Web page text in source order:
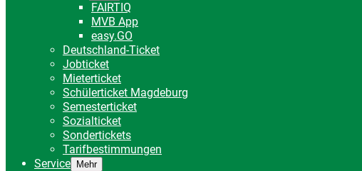
FAIRTIQ
MVB App
easy.GO
Deutschland-Ticket
Jobticket
Mieterticket
Schülerticket Magdeburg
Semesterticket
Sozialticket
Sondertickets
Tarifbestimmungen
Service
Mehr